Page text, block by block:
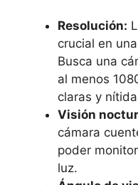
Resolución:
crucial en
Busca una
al menos
claras y
Visión
cámara
poder
luz.